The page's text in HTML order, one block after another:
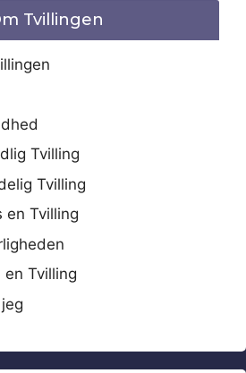
Tvillingen
Tvilling
Tvilling
Tvilling
Tvilling